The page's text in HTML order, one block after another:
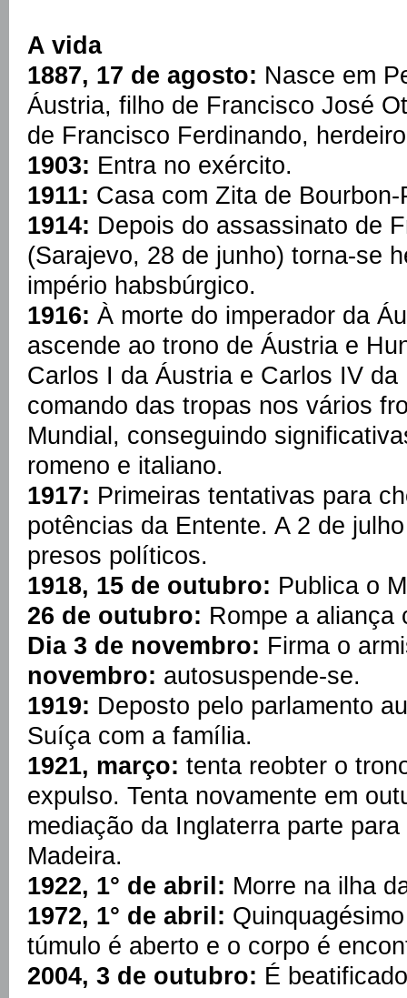
A vida
1887, 17 de agosto: Nasce em
Áustria, filho de Francisco José
de Francisco Ferdinando,
1903: Entra no exército.
1911: Casa com Zita de Bourbon-
1914: Depois do assassinato de
(Sarajevo, 28 de junho) torna-se
império habsbúrgico.
1916: À morte do imperador da
ascende ao trono de Áustria e
Carlos I da Áustria e Carlos IV
comando das tropas nos vários
Mundial, conseguindo
romeno e italiano.
1917: Primeiras tentativas para
potências da Entente. A 2 de
presos políticos.
1918, 15 de outubro: Publica o
26 de outubro: Rompe a aliança
Dia 3 de novembro: Firma o
novembro: autosuspende-se.
1919: Deposto pelo parlamento
Suíça com a família.
1921, março: tenta reobter o
expulso. Tenta novamente em
mediação da Inglaterra parte
Madeira.
1922, 1° de abril: Morre na ilha
1972, 1° de abril:
túmulo é aberto e o corpo é
2004, 3 de outubro: É